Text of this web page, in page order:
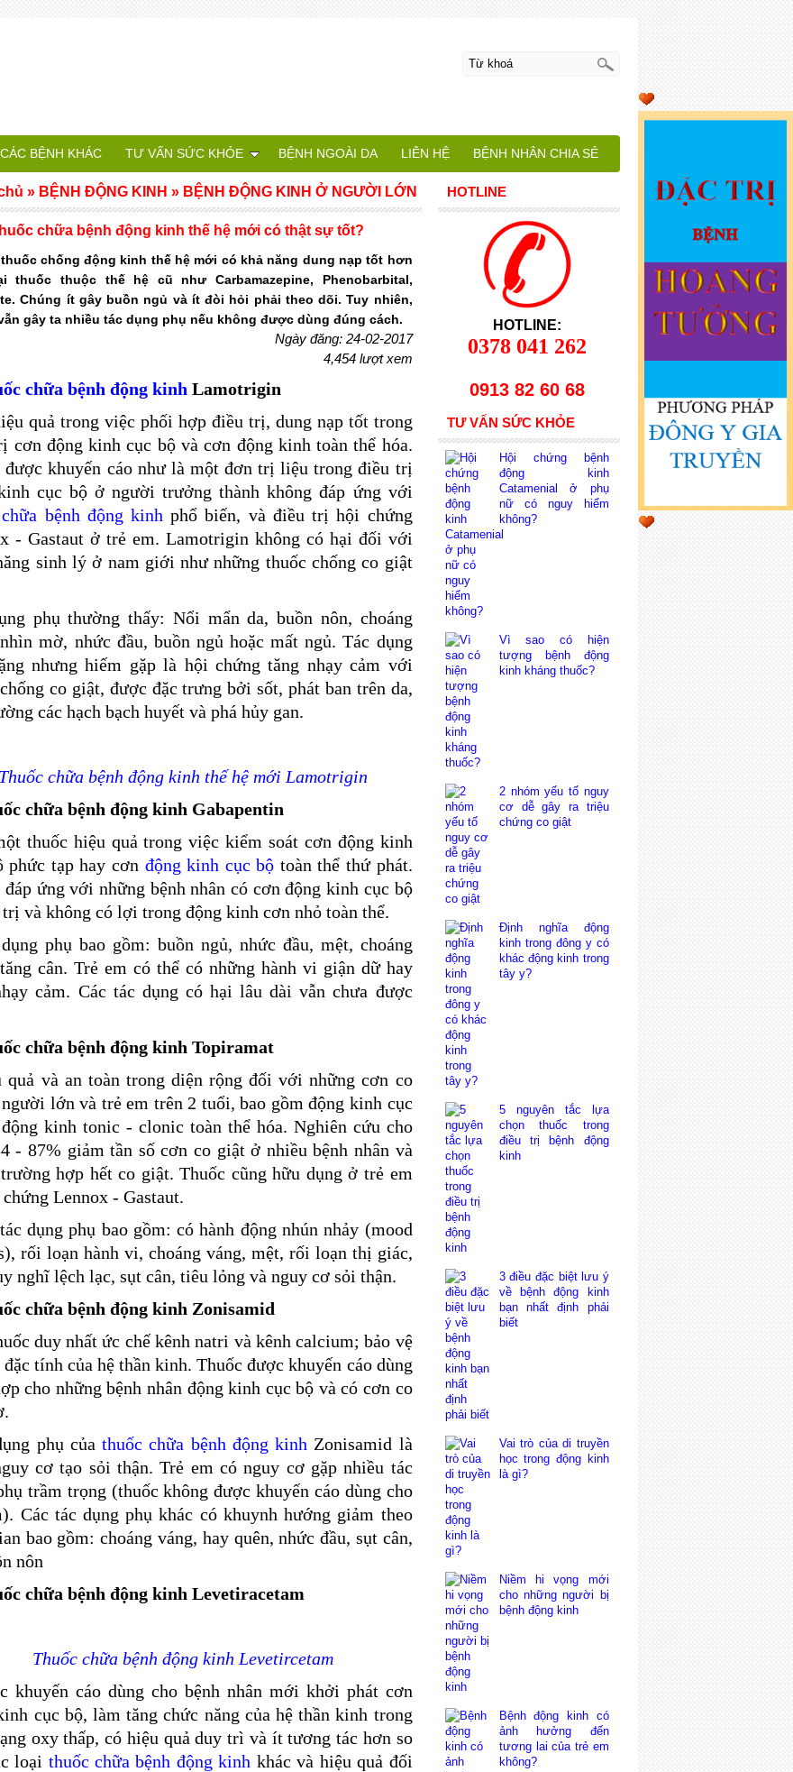
chữa bệnh động kinh thế hệ mới có thật sự tốt?
chống động kinh thế hệ mới có khả năng dung nạp tốt hơn
thuốc thuộc thế hệ cũ như Carbamazepine, Phenobarbital,
Chúng ít gây buồn ngủ và ít đòi hỏi phải theo dõi. Tuy nhiên,
gây ta nhiều tác dụng phụ nếu không được dùng đúng cách.
Ngày đăng: 24-02-2017
4,454 lượt xem
chữa bệnh động kinh Lamotrigin
quả trong việc phối hợp điều trị, dung nạp tốt trong
cơn động kinh cục bộ và cơn động kinh toàn thể hóa.
được khuyến cáo như là một đơn trị liệu trong điều trị
cục bộ ở người trưởng thành không đáp ứng với
bệnh động kinh phổ biến, và điều trị hội chứng
- Gastaut ở trẻ em. Lamotrigin không có hại đối với
sinh lý ở nam giới như những thuốc chống co giật
phụ thường thấy: Nổi mẩn da, buồn nôn, choáng
mờ, nhức đầu, buồn ngủ hoặc mất ngủ. Tác dụng
nhưng hiếm gặp là hội chứng tăng nhạy cảm với
co giật, được đặc trưng bởi sốt, phát ban trên da,
các hạch bạch huyết và phá hủy gan.
Thuốc chữa bệnh động kinh thế hệ mới Lamotrigin
chữa bệnh động kinh Gabapentin
thuốc hiệu quả trong việc kiểm soát cơn động kinh
phức tạp hay cơn động kinh cục bộ toàn thể thứ phát.
đáp ứng với những bệnh nhân có cơn động kinh cục bộ
trị và không có lợi trong động kinh cơn nhỏ toàn thể.
phụ bao gồm: buồn ngủ, nhức đầu, mệt, choáng
cân. Trẻ em có thể có những hành vi giận dữ hay
cảm. Các tác dụng có hại lâu dài vẫn chưa được
chữa bệnh động kinh Topiramat
quả và an toàn trong diện rộng đối với những cơn co
lớn và trẻ em trên 2 tuổi, bao gồm động kinh cục
kinh tonic - clonic toàn thể hóa. Nghiên cứu cho
- 87% giảm tần số cơn co giật ở nhiều bệnh nhân và
hợp hết co giật. Thuốc cũng hữu dụng ở trẻ em
Lennox - Gastaut.
dụng phụ bao gồm: có hành động nhún nhảy (mood
rối loạn hành vi, choáng váng, mệt, rối loạn thị giác,
nghĩ lệch lạc, sụt cân, tiêu lỏng và nguy cơ sỏi thận.
chữa bệnh động kinh Zonisamid
duy nhất ức chế kênh natri và kênh calcium; bảo vệ
đặc tính của hệ thần kinh. Thuốc được khuyến cáo dùng
cho những bệnh nhân động kinh cục bộ và có cơn co
phụ của thuốc chữa bệnh động kinh Zonisamid là
cơ tạo sỏi thận. Trẻ em có nguy cơ gặp nhiều tác
trầm trọng (thuốc không được khuyến cáo dùng cho
Các tác dụng phụ khác có khuynh hướng giảm theo
bao gồm: choáng váng, hay quên, nhức đầu, sụt cân,
nôn
chữa bệnh động kinh Levetiracetam
Thuốc chữa bệnh động kinh Levetircetam
khuyến cáo dùng cho bệnh nhân mới khởi phát cơn
cục bộ, làm tăng chức năng của hệ thần kinh trong
oxy thấp, có hiệu quả duy trì và ít tương tác hơn so
loại thuốc chữa bệnh động kinh khác và hiệu quả đối
» BỆNH ĐỘNG KINH » BỆNH ĐỘNG KINH Ở NGƯỜI LỚN HOTLINE
HOTLINE:
0378 041 262
0913 82 60 68
TƯ VẤN SỨC KHỎE
Hội chứng bệnh
động kinh
Catamenial ở phụ
nữ có nguy hiểm
không?
Vì sao có hiện
tượng bệnh động
kinh kháng thuốc?
2 nhóm yếu tố nguy
cơ dễ gây ra triệu
chứng co giật
Định nghĩa động
kinh trong đông y có
khác động kinh trong
tây y?
5 nguyên tắc lựa
chọn thuốc trong
điều trị bệnh động
kinh
3 điều đặc biệt lưu ý
về bệnh động kinh
bạn nhất định phải
biết
Vai trò của di truyền
học trong động kinh
là gì?
Niềm hi vọng mới
cho những người bị
bệnh động kinh
Bệnh động kinh có
ảnh hưởng đến
tương lai của trẻ em
không?
CÁC BỆNH KHÁC TƯ VẤN SỨC KHỎE BỆNH NGOÀI DA LIÊN HỆ BỆNH NHÂN CHIA SẺ